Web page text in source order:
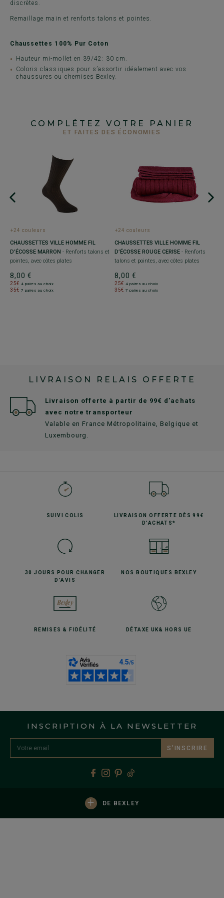
discrètes.
Remaillage main et renforts talons et pointes.
Chaussettes 100% Pur Coton
Hauteur mi-mollet en 39/42: 30 cm.
Coloris classiques pour s’assortir idéalement avec vos
chaussures ou chemises Bexley.
COMPLÉTEZ VOTRE PANIER
ET FAITES DES ÉCONOMIES
+24 couleurs
CHAUSSETTES VILLE HOMME FIL
D’ÉCOSSE MARRON - Renforts talons et
pointes, avec côtes plates
8,00 €
25€ 4 paires au choix
35€ 7 paires au choix
+24 couleurs
CHAUSSETTES VILLE HOMME FIL
D’ÉCOSSE ROUGE CERISE - Renforts
talons et pointes, avec côtes plates
8,00 €
25€ 4 paires au choix
35€ 7 paires au choix
LIVRAISON RELAIS OFFERTE
Livraison offerte à partir de 99€ d'achats
avec notre transporteur
Valable en France Métropolitaine, Belgique et
Luxembourg.
SUIVICOLIS LIVRAISON OFFERTE
DÈS 99€
D'ACHATS*
30 JOURS POURCHANGER
D'AVIS
NOS BOUTIQUES BEXLEY
REMISES& FIDÉLITÉ DÉTAXE UK& HORS UE
INSCRIPTION À LA NEWSLETTER
S’INSCRIRE
+ DE BEXLEY